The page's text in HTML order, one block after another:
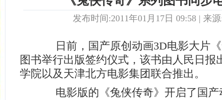
发布时间:2011年01月17日 09:58 | 来
日前，国产原创动画3D电影大片《
图书举行出版签约仪式，该书由人民日报
学院以及天津北方电影集团联合推出。
电影版的《兔侠传奇》开启了国产